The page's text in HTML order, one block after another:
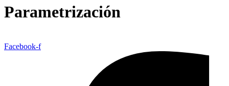
Parametrización
Facebook-f